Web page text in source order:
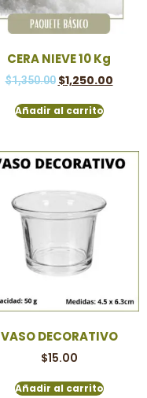
CERA NIEVE 10 Kg
$1,350.00 $1,250.00
Añadir al carrito
VASO DECORATIVO
$15.00
Añadir al carrito